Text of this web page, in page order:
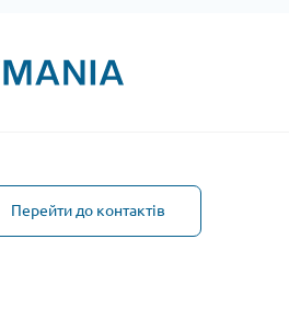
Перейти до контактів